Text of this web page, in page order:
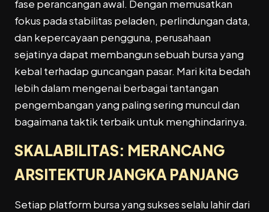
fase perancangan awal. Dengan memusatkan
fokus pada stabilitas peladen, perlindungan data,
dan kepercayaan pengguna, perusahaan
sejatinya dapat membangun sebuah bursa yang
kebal terhadap guncangan pasar. Mari kita bedah
lebih dalam mengenai berbagai tantangan
pengembangan yang paling sering muncul dan
bagaimana taktik terbaik untuk menghindarinya.
SKALABILITAS: MERANCANG
ARSITEKTUR JANGKA PANJANG
Setiap platform bursa yang sukses selalu lahir dari